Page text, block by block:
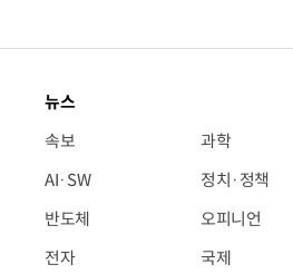
뉴스
속보
AI·SW
반도체
전자
과학
정치·정책
오피니언
국제